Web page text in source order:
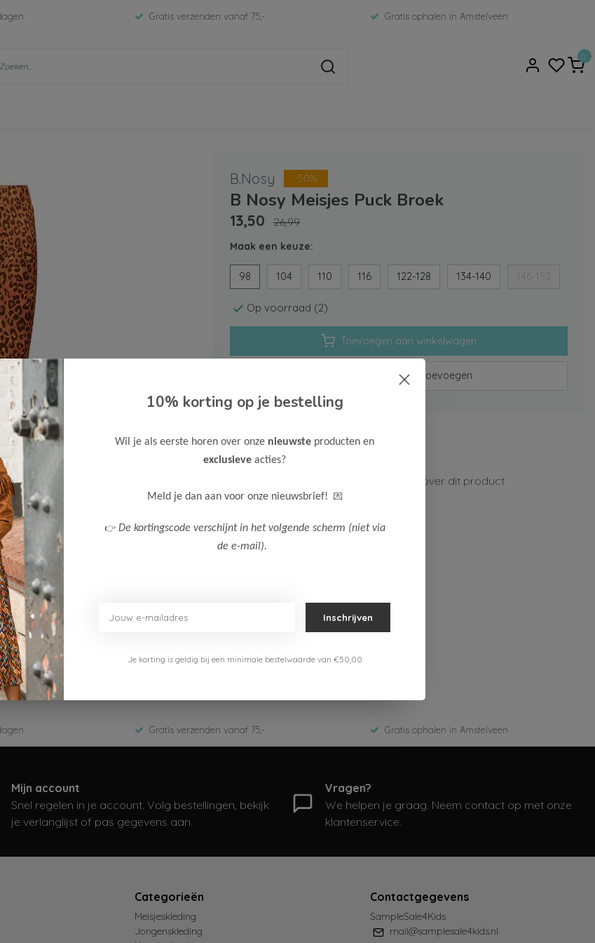
Gratis verzenden vanaf 75,- Gratis ophalen in Amstelveen
0
B.Nosy -50%
B Nosy Meisjes Puck Broek
13,50 26,99
Maak een keuze:
98 104 110 116 122-128 134-140
Op voorraad (2)
Toevoegen aan winkelwagen
Aan verlanglijst toevoegen
Gratis verzenden vanaf 75,-
Verzenden 1-3 werkdagen
Neem contact op over dit product
texas
Gratis verzenden vanaf 75,- Gratis ophalen in Amstelveen
Mijn account
Snel regelen in je account. Volg bestellingen, bekijk
je verlanglijst of pas gegevens aan.
Vragen?
We helpen je graag. Neem contact op met onze
klantenservice.
Categorieën
Meisjeskleding
Jongenskleding
Contactgegevens
SampleSale4Kids
mail@samplesale4kids.nl
10% korting op je bestelling
Wil je als eerste horen over onze nieuwste producten en
exclusieve acties?
Meld je dan aan voor onze nieuwsbrief! 💌
👉 De kortingscode verschijnt in het volgende scherm (niet via
de e-mail).
Inschrijven
Je korting is geldig bij een minimale bestelwaarde van €50,00